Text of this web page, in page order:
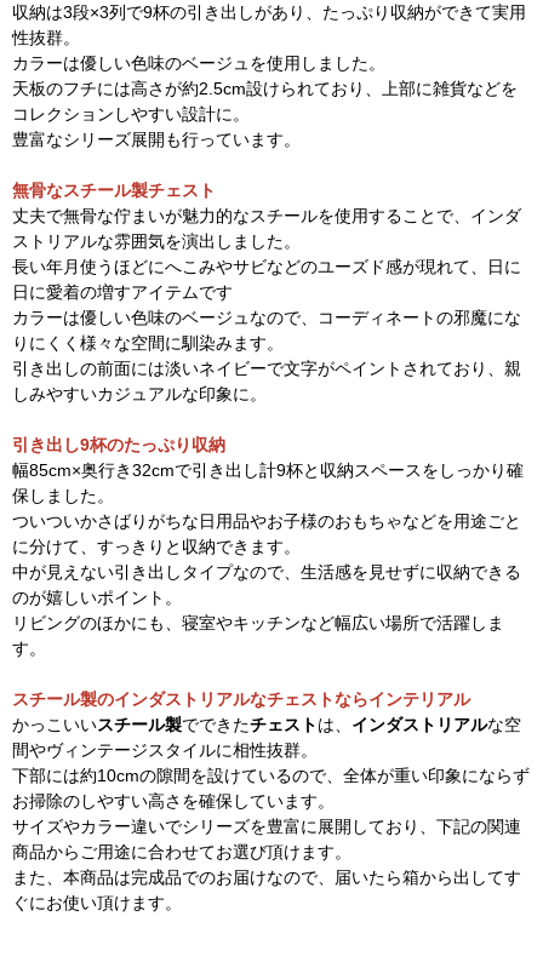
収納は3段×3列で9杯の引き出しがあり、たっぷり収納ができて実用
性抜群。
カラーは優しい色味のベージュを使用しました。
天板のフチには高さが約2.5cm設けられており、上部に雑貨などを
コレクションしやすい設計に。
豊富なシリーズ展開も行っています。
無骨なスチール製チェスト
丈夫で無骨な佇まいが魅力的なスチールを使用することで、インダ
ストリアルな雰囲気を演出しました。
長い年月使うほどにへこみやサビなどのユーズド感が現れて、日に
日に愛着の増すアイテムです
カラーは優しい色味のベージュなので、コーディネートの邪魔にな
りにくく様々な空間に馴染みます。
引き出しの前面には淡いネイビーで文字がペイントされており、親
しみやすいカジュアルな印象に。
引き出し9杯のたっぷり収納
幅85cm×奥行き32cmで引き出し計9杯と収納スペースをしっかり確
保しました。
ついついかさばりがちな日用品やお子様のおもちゃなどを用途ごと
に分けて、すっきりと収納できます。
中が見えない引き出しタイプなので、生活感を見せずに収納できる
のが嬉しいポイント。
リビングのほかにも、寝室やキッチンなど幅広い場所で活躍しま
す。
スチール製のインダストリアルなチェストならインテリアル
かっこいいスチール製でできたチェストは、 インダストリアルな空
間やヴィンテージスタイルに相性抜群。
下部には約10cmの隙間を設けているので、全体が重い印象にならず
お掃除のしやすい高さを確保しています。
サイズやカラー違いでシリーズを豊富に展開しており、下記の関連
商品からご用途に合わせてお選び頂けます。
また、本商品は完成品でのお届けなので、届いたら箱から出してす
ぐにお使い頂けます。